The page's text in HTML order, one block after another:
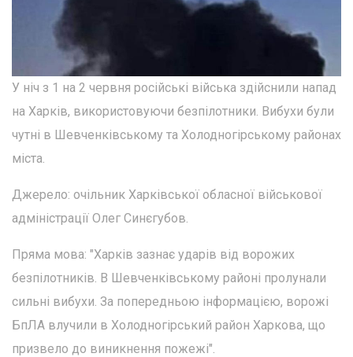
У ніч з 1 на 2 червня російські війська здійснили напад
на Харків, використовуючи безпілотники. Вибухи були
чутні в Шевченківському та Холодногірському районах
міста.
Джерело: очільник Харківської обласної військової
адміністрації Олег Синєгубов.
Пряма мова: "Харків зазнає ударів від ворожих
безпілотників. В Шевченківському районі пролунали
сильні вибухи. За попередньою інформацією, ворожі
БпЛА влучили в Холодногірський район Харкова, що
призвело до виникнення пожежі".